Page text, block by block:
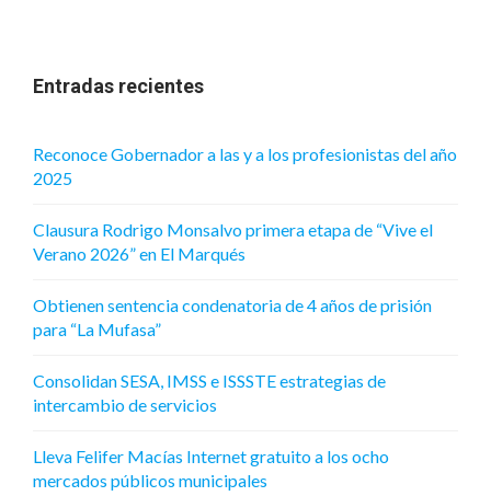
Entradas recientes
Reconoce Gobernador a las y a los profesionistas del año
2025
Clausura Rodrigo Monsalvo primera etapa de “Vive el
Verano 2026” en El Marqués
Obtienen sentencia condenatoria de 4 años de prisión
para “La Mufasa”
Consolidan SESA, IMSS e ISSSTE estrategias de
intercambio de servicios
Lleva Felifer Macías Internet gratuito a los ocho
mercados públicos municipales